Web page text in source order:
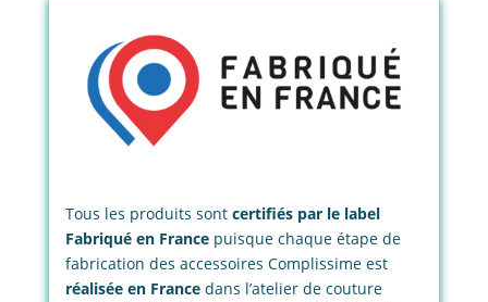
Tous les produits sont certifiés par le label
Fabriqué en Francepuisque chaque étape de
fabrication des accessoires Complissime est
réalisée en France dans l’atelier de couture